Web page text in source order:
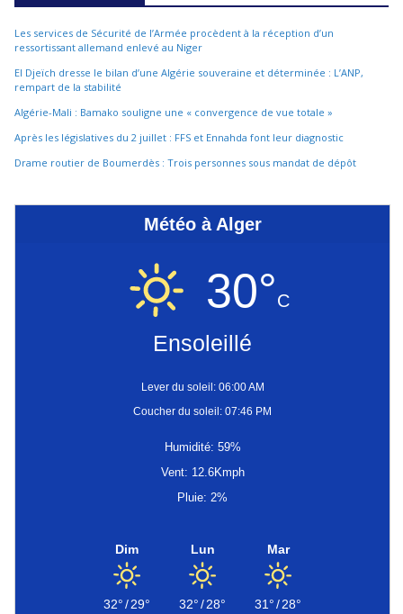
Les services de Sécurité de l’Armée procèdent à la réception d’un
ressortissant allemand enlevé au Niger
El Djeïch dresse le bilan d’une Algérie souveraine et déterminée : L’ANP,
rempart de la stabilité
Algérie-Mali : Bamako souligne une « convergence de vue totale »
Après les législatives du 2 juillet : FFS et Ennahda font leur diagnostic
Drame routier de Boumerdès : Trois personnes sous mandat de dépôt
Météo à Alger
30°C
Ensoleillé
Lever du soleil: 06:00 AM
Coucher du soleil: 07:46 PM
Humidité: 59%
Vent: 12.6Kmph
Pluie: 2%
Dim
32°/29°
Lun
32°/28°
Mar
31°/28°